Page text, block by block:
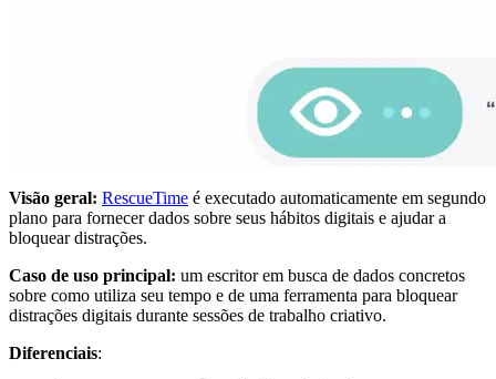
Visão geral: RescueTime é executado automaticamente em segundo
plano para fornecer dados sobre seus hábitos digitais e ajudar a
bloquear distrações.
Caso de uso principal: um escritor em busca de dados concretos
sobre como utiliza seu tempo e de uma ferramenta para bloquear
distrações digitais durante sessões de trabalho criativo.
Diferenciais: